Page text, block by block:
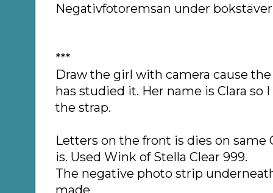
Negativfotoremsan under
***
Draw the girl with camera cause
has studied it. Her name is Clara so
the strap.
Letters on the front is dies on same
is. Used Wink of Stella Clear 999.
The negative photo strip
made.